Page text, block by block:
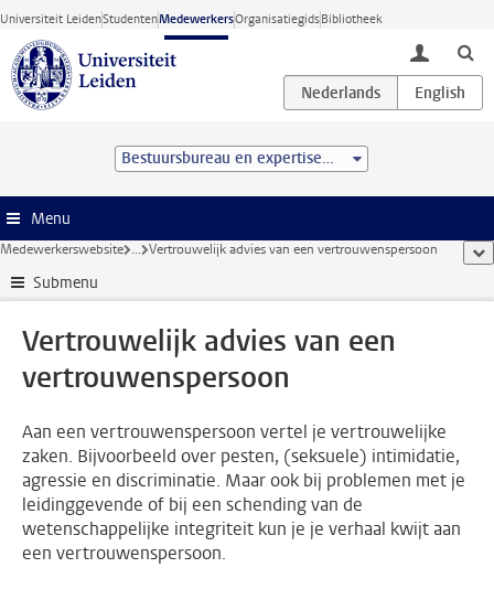
Ga direct naar de inhoud
Universiteit LeidenStudentenMedewerkersOrganisatiegidsBibliotheek
toggle
Bestuursbureau en expertisecentra
Menu
Medewerkerswebsite ... Vertrouwelijk advies van een vertrouwenspersoon
Submenu
Vertrouwelijk advies van een
vertrouwenspersoon
Aan een vertrouwenspersoon vertel je vertrouwelijke
zaken. Bijvoorbeeld over pesten, (seksuele) intimidatie,
agressie en discriminatie. Maar ook bij problemen met je
leidinggevende of bij een schending van de
wetenschappelijke integriteit kun je je verhaal kwijt aan
een vertrouwenspersoon.